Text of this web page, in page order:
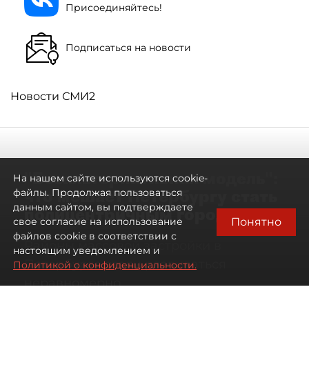
Присоединяйтесь!
Подписаться на новости
Новости СМИ2
"Безальтернативная модель":
что мешает Петербургу стать
полицентричным городом
Районы массовой застройки в
Петербурге стали развиваться
неравномерно
На нашем сайте используются cookie-
файлы. Продолжая пользоваться
данным сайтом, вы подтверждаете
свое согласие на использование
файлов cookie в соответствии с
настоящим уведомлением и
Политикой о конфиденциальности.
Понятно